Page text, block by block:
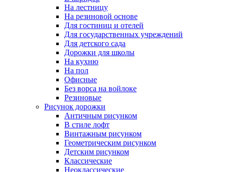
На лестницу
На резиновой основе
Для гостиниц и отелей
Для государственных учреждений
Для детского сада
Дорожки для школы
На кухню
На пол
Офисные
Без ворса на войлоке
Резиновые
Рисунок дорожки
Античным рисунком
В стиле лофт
Винтажным рисунком
Геометрическим рисунком
Детским рисунком
Классические
Неоклассические